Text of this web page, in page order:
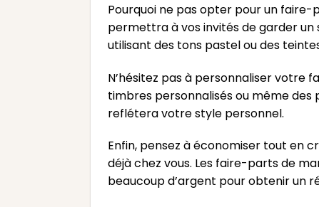
Pourquoi ne pas opter pour un
permettra à vos invités de garder un
utilisant des tons pastel ou des
N’hésitez pas à personnaliser votre
timbres personnalisés ou même
reflétera votre style personnel.
Enfin, pensez à économiser tout en
déjà chez vous. Les faire-parts de
beaucoup d’argent pour obtenir un